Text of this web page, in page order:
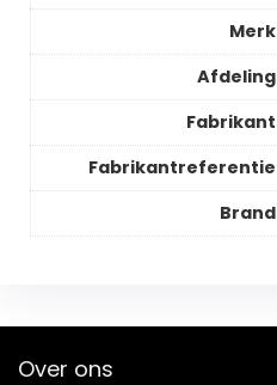
Merk
Afdeling
Fabrikant
Fabrikantreferentie
Brand
Over ons